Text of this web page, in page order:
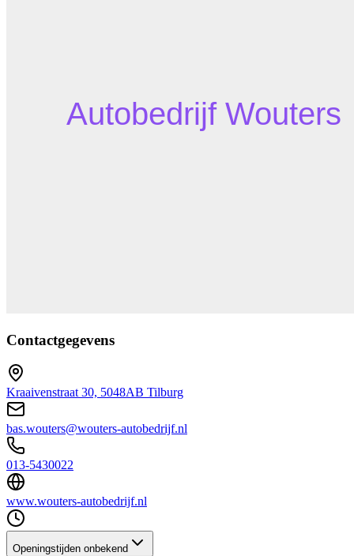
Contactgegevens
Kraaivenstraat 30, 5048AB Tilburg
bas.wouters@wouters-autobedrijf.nl
013-5430022
www.wouters-autobedrijf.nl
Openingstijden onbekend